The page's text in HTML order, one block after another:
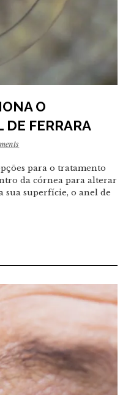
O
FERRARA
para o tratamento
da córnea para alterar
sua superfície, o anel de